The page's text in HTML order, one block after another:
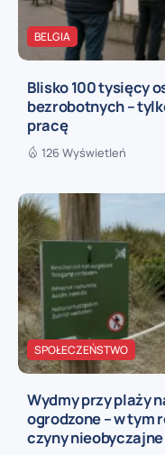
BELGIA
Blisko 100 tysięcy
bezrobotnych –
pracę
126 Wyświetleń
SPOŁECZEŃSTWO
Wydmy przy plaży
ogrodzone – w tym
czyny nieobyczajne